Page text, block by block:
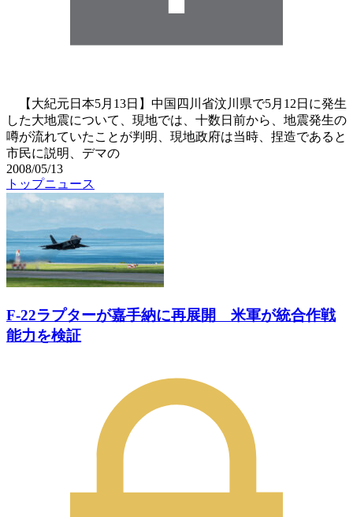
【大紀元日本5月13日】中国四川省汶川県で5月12日に発生
した大地震について、現地では、十数日前から、地震発生の
噂が流れていたことが判明、現地政府は当時、捏造であると
市民に説明、デマの
2008/05/13
トップニュース
F-22ラプターが嘉手納に再展開 米軍が統合作戦
能力を検証